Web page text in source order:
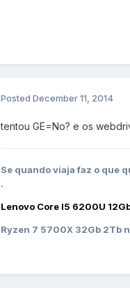
Posted December 11, 2014
tentou GE=No? e os
Se quando viaja faz o que
.
Lenovo Core I5 6200U
Ryzen 7 5700X 32Gb 2Tb